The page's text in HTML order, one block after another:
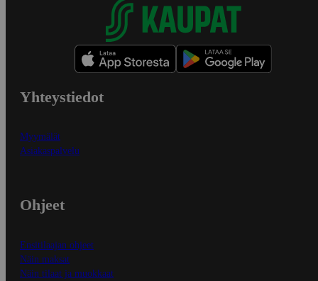
Yhteystiedot
Myymälät
Asiakaspalvelu
Ohjeet
Ensitilaajan ohjeet
Näin maksat
Näin tilaat ja muokkaat